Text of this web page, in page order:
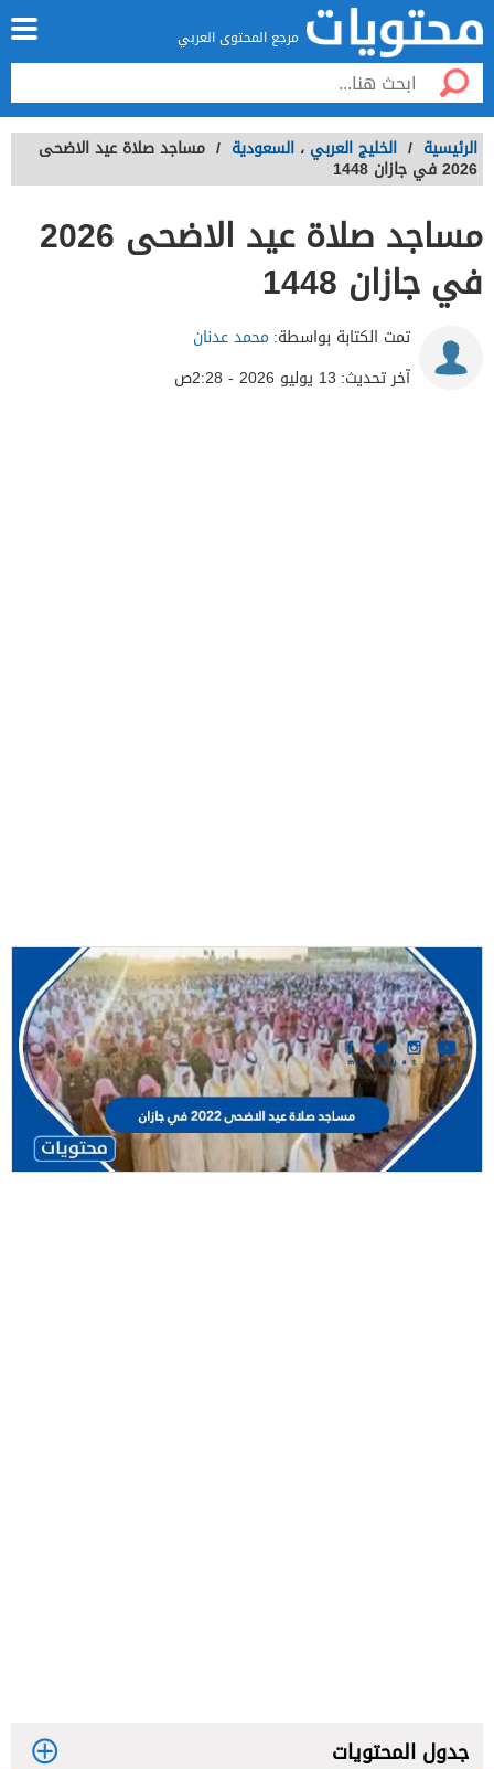
مرجع المحتوى العربي
الرئيسية / الخليج العربي ، السعودية / مساجد صلاة عيد الاضحى
2026 في جازان 1448
مساجد صلاة عيد الاضحى 2026
في جازان 1448
تمت الكتابة بواسطة: محمد عدنان
آخر تحديث: 13 يوليو 2026 - 2:28ص
جدول المحتويات